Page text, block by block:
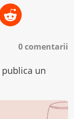
0 comentarii
un